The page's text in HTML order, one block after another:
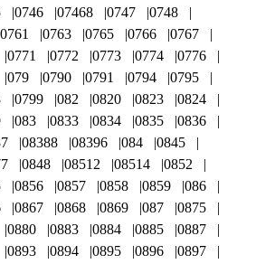
0746 07468 0747
0748
0761 0763 0765 0766
0767
0771 0772 0773 0774
0776
079 0790 0791 0794
0795
0799 082 0820 0823
0824
083 0833 0834 0835
0836
08388 08396 084
0845
0848 08512 08514
0852
0856 0857 0858 0859
086
0867 0868 0869 087
0875
0880 0883 0884 0885
0887
0893 0894 0895 0896
0897